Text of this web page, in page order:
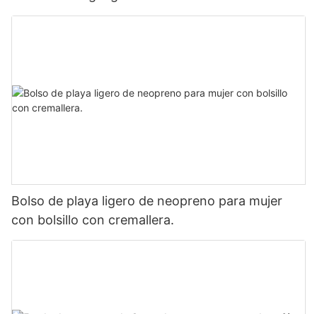
Bolso de playa ligero de neopreno para mujer
con bolsillo con cremallera.